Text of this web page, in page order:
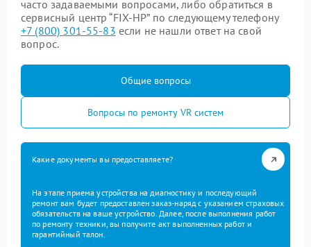
часто задаваемыми вопросами, либо обратиться в
сервисный центр “FIX-HP” по следующему телефону
+7 (800) 301-55-83 если не нашли ответ на свой
вопрос.
Общие вопросы
Вопросы по ремонту VR систем
Какие документы вы предоставляете?
На этапе приема устройства на диагностику и последующий
ремонт вам будет предоставлен заказ-наряд с указанием страховых
обязательств на ваше устройство. Далее, после выполнения работ
по ремонту техники, вы получите акт выполненных работ и
гарантийный талон.